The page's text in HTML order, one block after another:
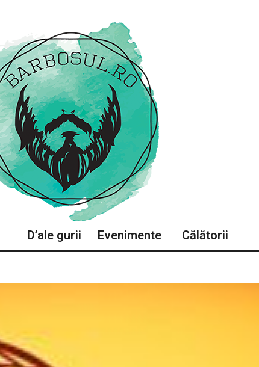
D’ale gurii Evenimente Călătorii